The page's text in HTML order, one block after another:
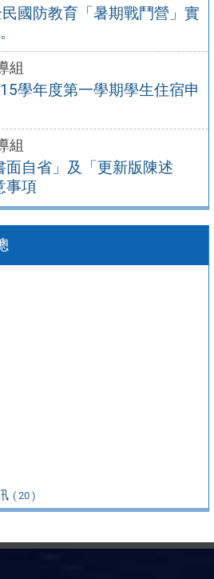
國防教育「暑期戰鬥營」實
組
學年度第一學期學生住宿申
組
自省」及「更新版陳述
事項
( 20 )